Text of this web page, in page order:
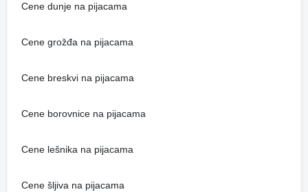
Cene dunje na pijacama
Cene grožđa na pijacama
Cene breskvi na pijacama
Cene borovnice na pijacama
Cene lešnika na pijacama
Cene šljiva na pijacama